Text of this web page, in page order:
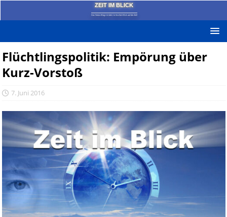
ZEIT IM BLICK
Das News-Blog mit dem kritischen Blick auf die Zeit!
Flüchtlingspolitik: Empörung über
Kurz-Vorstoß
7. Juni 2016